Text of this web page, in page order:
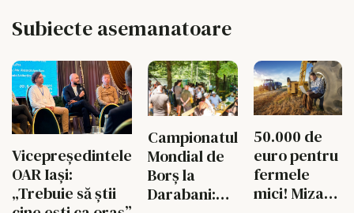
Subiecte asemanatoare
Vicepreședintele
OAR Iași:
„Trebuie să știi
Campionatul
Mondial de
Borș la
Darabani:
50.000 de
euro pentru
fermele
mici! Miza